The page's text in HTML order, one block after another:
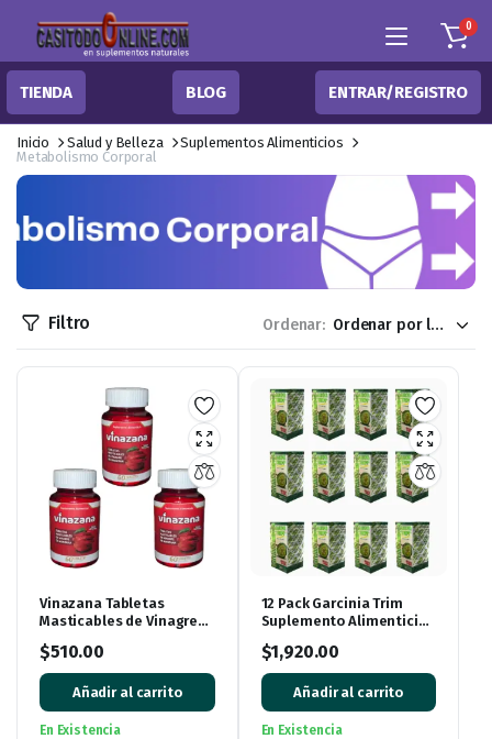
0
TIENDA BLOG ENTRAR/REGISTRO
Inicio Salud y Belleza
Suplementos Alimenticios
Metabolismo Corporal
Filtro Ordenar:
Vinazana Tabletas
Masticables de Vinagre
Vitaminas y
Superalimentos
$510.00
Añadir al carrito
En Existencia
12 Pack Garcinia Trim
Suplemento Alimenticio
360 Cápsulas
$1,920.00
Añadir al carrito
En Existencia